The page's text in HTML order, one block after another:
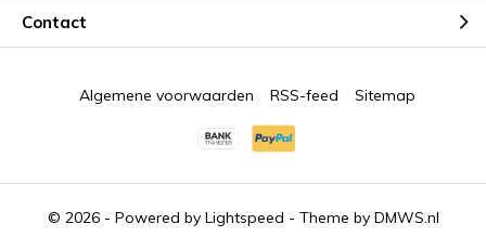
Contact
© 2026 - Powered by Lightspeed - Theme by DMWS.nl
Algemene voorwaarden RSS-feed Sitemap